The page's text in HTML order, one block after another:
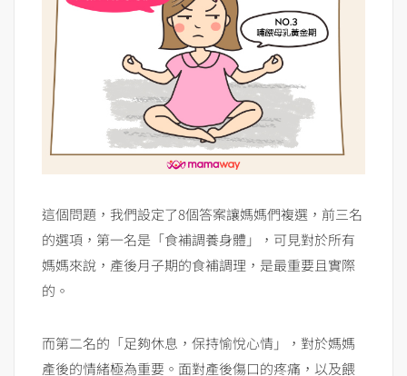
這個問題，我們設定了8個答案讓媽媽們複選，前三名
的選項，第一名是「食補調養身體」，可見對於所有
媽媽來說，產後月子期的食補調理，是最重要且實際
的。
而第二名的「足夠休息，保持愉悅心情」，對於媽媽
產後的情緒極為重要。面對產後傷口的疼痛，以及餵